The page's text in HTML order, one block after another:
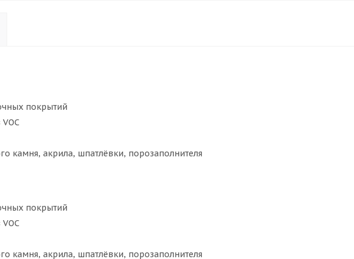
покрытий
камня, акрила, шпатлёвки, порозаполнителя
покрытий
камня, акрила, шпатлёвки, порозаполнителя